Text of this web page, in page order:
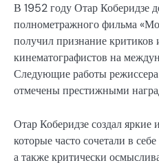
В 1952 году Отар Коберидзе
полнометражного фильма
получил признание критиков
кинематографистов на
Следующие работы
отмечены престижными
Отар Коберидзе создал
которые часто сочетали в
а также критически